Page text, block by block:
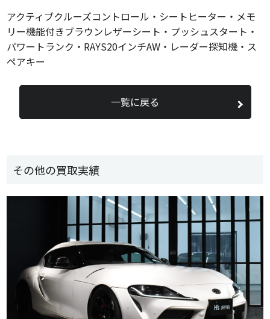
その他の買取実績
アクティブクルーズコントロール・シートヒーター・メモ
リー機能付きブラウンレザーシート・プッシュスタート・
パワートランク・RAYS20インチAW・レーダー探知機・ス
ペアキー
一覧に戻る